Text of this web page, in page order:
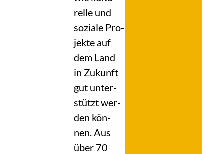
rel­le und
sozia­le Pro­
jek­te auf
dem Land
in Zukunft
gut unter­
stützt wer­
den kön­
nen. Aus
über 70